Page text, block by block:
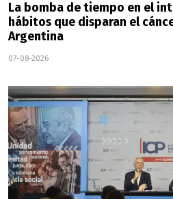
La bomba de tiempo en el
hábitos que disparan el
Argentina
07-08-2026